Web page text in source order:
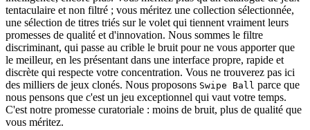
tentaculaire et non filtré ; vous méritez une collection sélectionnée,
une sélection de titres triés sur le volet qui tiennent vraiment leurs
promesses de qualité et d'innovation. Nous sommes le filtre
discriminant, qui passe au crible le bruit pour ne vous apporter que
le meilleur, en les présentant dans une interface propre, rapide et
discrète qui respecte votre concentration. Vous ne trouverez pas ici
des milliers de jeux clonés. Nous proposons Swipe Ball parce que
nous pensons que c'est un jeu exceptionnel qui vaut votre temps.
C'est notre promesse curatoriale : moins de bruit, plus de qualité que
vous méritez.